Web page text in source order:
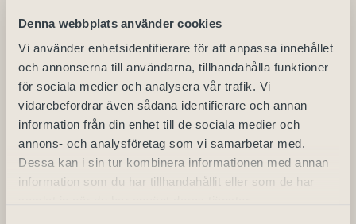
Denna webbplats använder cookies
Vi använder enhetsidentifierare för att anpassa innehållet
och annonserna till användarna, tillhandahålla funktioner
för sociala medier och analysera vår trafik. Vi
vidarebefordrar även sådana identifierare och annan
information från din enhet till de sociala medier och
annons- och analysföretag som vi samarbetar med.
Dessa kan i sin tur kombinera informationen med annan
information som du har tillhandahållit eller som de har
Kongresshall
Kongresshall